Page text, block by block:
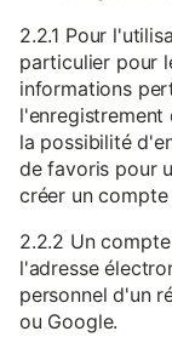
2.2.1 Pour
particulier pour
informations
la possibilité
de favoris pour
créer un
2.2.2 Un
l'adresse
personnel d'un
ou Google.